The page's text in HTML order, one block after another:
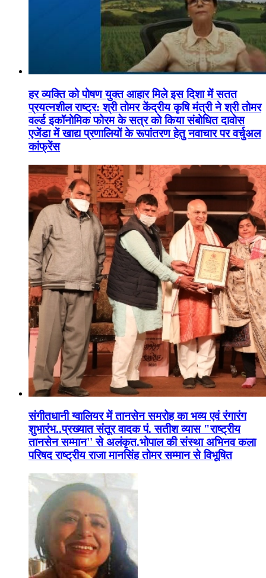
हर व्यक्ति को पोषण युक्त आहार मिले इस दिशा में सतत
प्रयत्नशील राष्ट्र: श्री तोमर केंद्रीय कृषि मंत्री ने श्री तोमर
वर्ल्ड इकॉनोमिक फोरम के सत्र को किया संबोधित दावोस
एजेंडा में खाद्य प्रणालियों के रूपांतरण हेतु नवाचार पर वर्चुअल
कांफ्रेंस
संगीतधानी ग्वालियर में तानसेन समरोह का भव्य एवं रंगारंग
शुभारंभ..प्रख्यात संतूर वादक पं. सतीश व्यास "राष्ट्रीय
तानसेन सम्मान'' से अलंकृत.भोपाल की संस्था अभिनव कला
परिषद राष्ट्रीय राजा मानसिंह तोमर सम्मान से विभूषित